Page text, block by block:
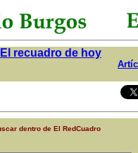
El recuadro de hoy
dentro de El RedCuadro